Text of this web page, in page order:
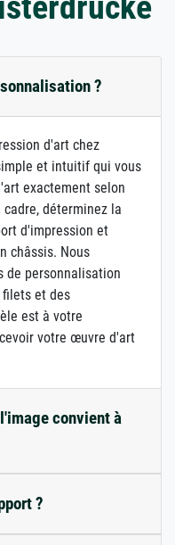
?
d'art chez
et intuitif qui vous
exactement selon
déterminez la
d'impression et
châssis. Nous
de personnalisation
filets et des
est à votre
votre œuvre d'art
convient à
?